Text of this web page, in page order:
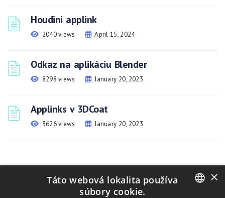
Houdini applink
2040 views April 15, 2024
Odkaz na aplikáciu Blender
8298 views January 20, 2023
Applinks v 3DCoat
3626 views January 20, 2023
×
Táto webová lokalita používa
súbory cookie.